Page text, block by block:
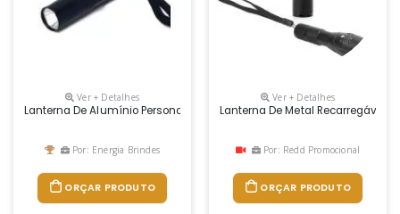
Ver + Detalhes
Lanterna De Alumínio Personalizada
Por: Energia Brindes
ORÇAR PRODUTO
Ver + Detalhes
Lanterna De Metal Recarregável
Por: Redd Promocional
ORÇAR PRODUTO